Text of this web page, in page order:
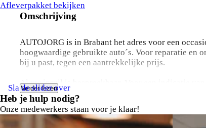
Afleverpakket bekijken
Omschrijving
AUTOJORG is in Brabant het adres voor een
hoogwaardige gebruikte auto´s. Voor reparatie en
bij u past, tegen een aantrekkelijke prijs.
Al uw inruil is bespreekbaar. Voor een indicatie
Bjorn Kuis+31 (0)6 12081639
Mark van de Voort
Len Steusfijop +31 (0)6 82044655
Verder lezen
Heb je hulp nodig?
Onze medewerkers staan voor je klaar!
Sla de slider over